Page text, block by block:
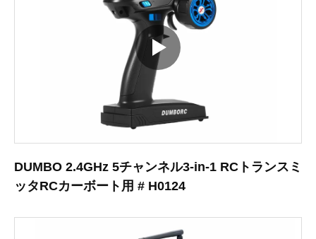
DUMBO 2.4GHz 5チャンネル3-in-1 RCトランスミ
ッタRCカーボート用 # H0124